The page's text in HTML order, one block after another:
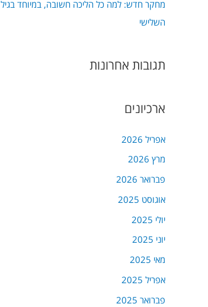
מחקר חדש: למה כל הליכה חשובה, במיוחד בגיל
השלישי
תגובות אחרונות
ארכיונים
אפריל 2026
מרץ 2026
פברואר 2026
אוגוסט 2025
יולי 2025
יוני 2025
מאי 2025
אפריל 2025
פברואר 2025